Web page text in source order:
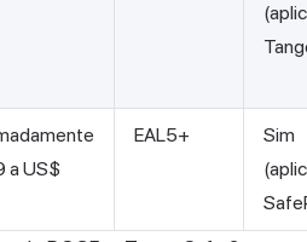
a US$
EAL5+
Sim